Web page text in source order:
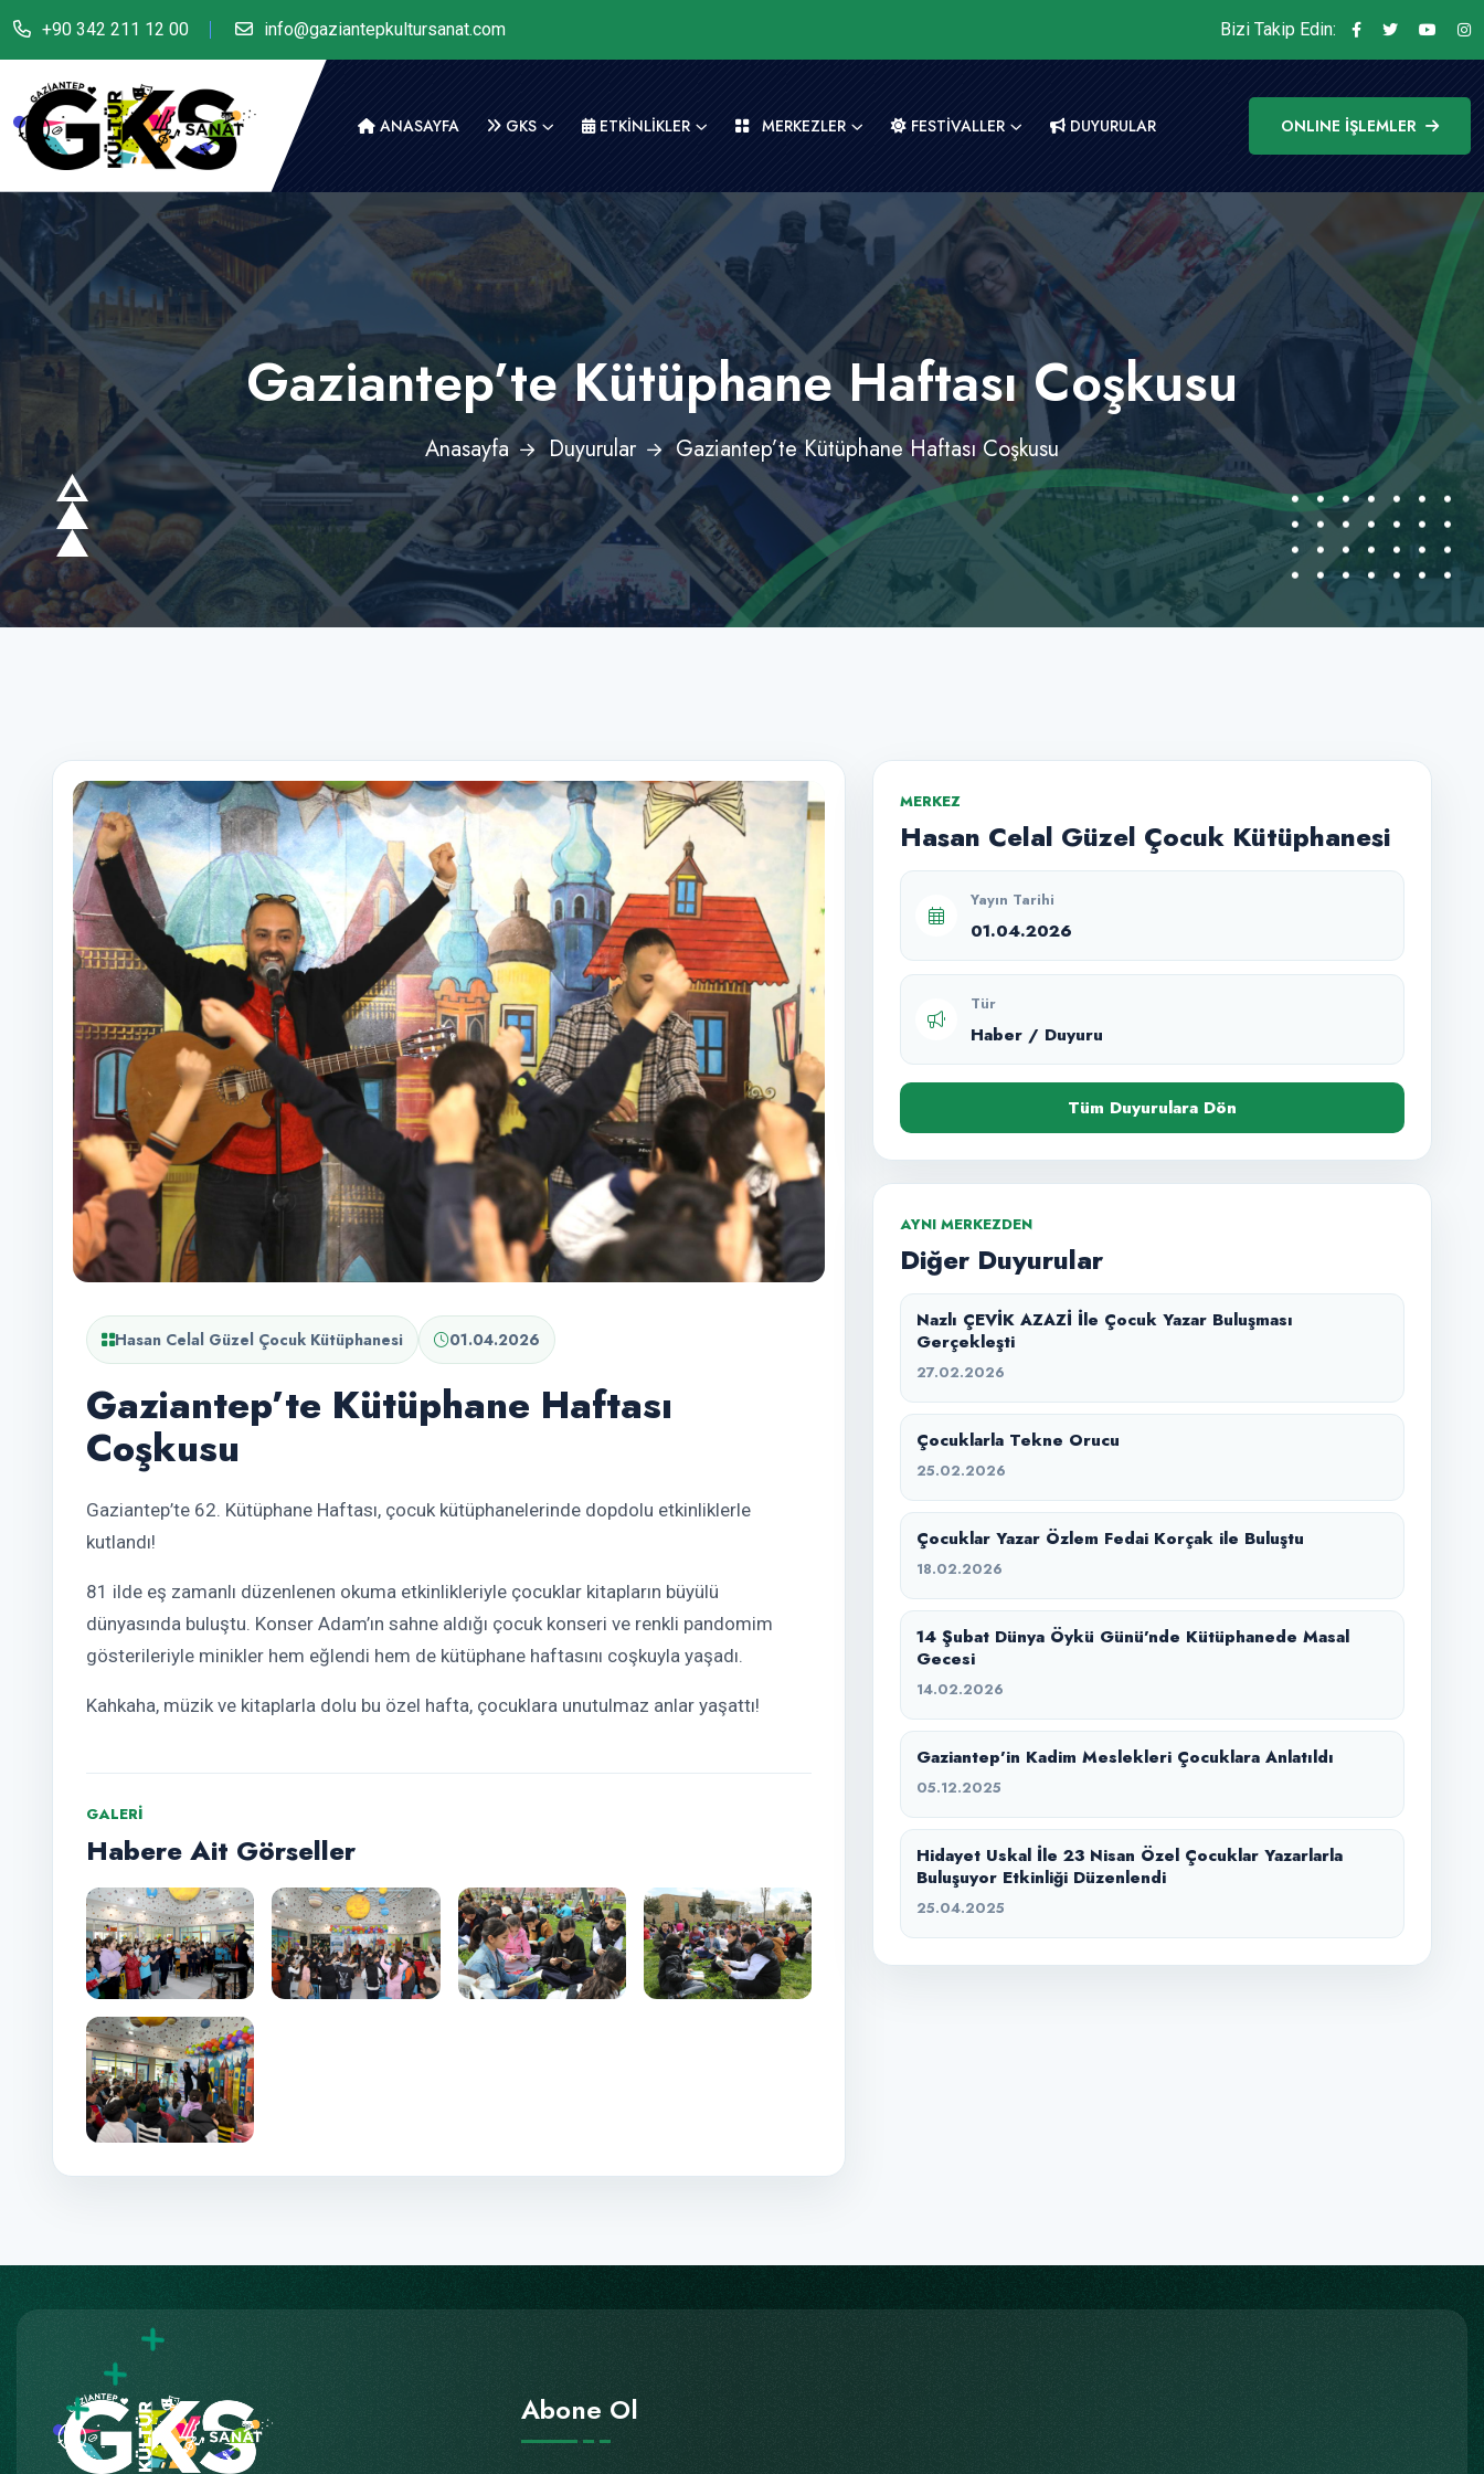
+90 342 211 12 00 info@gaziantepkultursanat.com Bizi Takip Edin:
ANASAYFA GKS ETKİNLİKLER MERKEZLER FESTİVALLER DUYURULAR ONLINE İŞLEMLER
Gaziantep’te Kütüphane Haftası Coşkusu
Anasayfa Duyurular Gaziantep’te Kütüphane Haftası Coşkusu
Hasan Celal Güzel Çocuk Kütüphanesi 01.04.2026
Gaziantep’te Kütüphane Haftası
Coşkusu
Gaziantep’te 62. Kütüphane Haftası, çocuk kütüphanelerinde dopdolu etkinliklerle
kutlandı!
81 ilde eş zamanlı düzenlenen okuma etkinlikleriyle çocuklar kitapların büyülü
dünyasında buluştu. Konser Adam’ın sahne aldığı çocuk konseri ve renkli pandomim
gösterileriyle minikler hem eğlendi hem de kütüphane haftasını coşkuyla yaşadı.
Kahkaha, müzik ve kitaplarla dolu bu özel hafta, çocuklara unutulmaz anlar yaşattı!
GALERI
Habere Ait Görseller
MERKEZ
Hasan Celal Güzel Çocuk Kütüphanesi
Yayın Tarihi
01.04.2026
Tür
Haber / Duyuru
Tüm Duyurulara Dön
AYNI MERKEZDEN
Diğer Duyurular
Nazlı ÇEVİK AZAZİ İle Çocuk Yazar Buluşması
Gerçekleşti
27.02.2026
Çocuklarla Tekne Orucu
25.02.2026
Çocuklar Yazar Özlem Fedai Korçak ile Buluştu
18.02.2026
14 Şubat Dünya Öykü Günü’nde Kütüphanede Masal
Gecesi
14.02.2026
Gaziantep’in Kadim Meslekleri Çocuklara Anlatıldı
05.12.2025
Hidayet Uskal İle 23 Nisan Özel Çocuklar Yazarlarla
Buluşuyor Etkinliği Düzenlendi
25.04.2025
Abone Ol